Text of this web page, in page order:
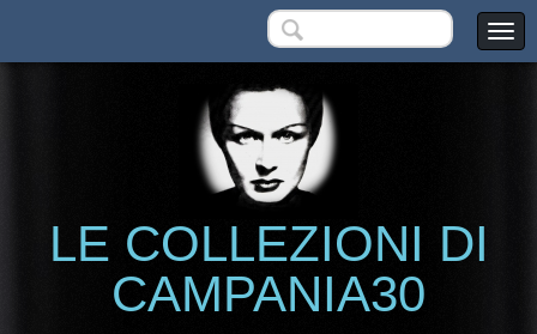
LE COLLEZIONI DI
CAMPANIA30